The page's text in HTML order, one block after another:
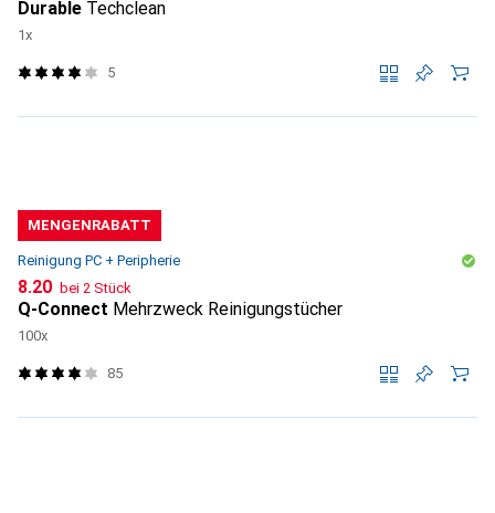
Durable Techclean
1x
5
MENGENRABATT
Reinigung PC + Peripherie
CHF
8.20 bei 2 Stück
Q-Connect Mehrzweck Reinigungstücher
100x
85